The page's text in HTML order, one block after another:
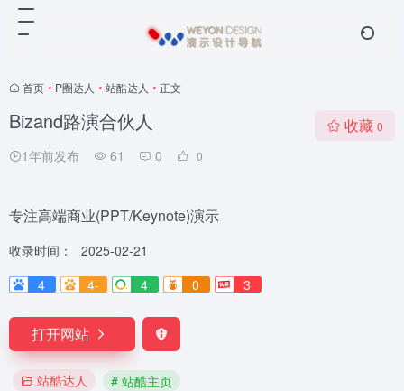
首页 • P圈达人 • 站酷达人 • 正文
Bizand路演合伙人
1年前发布 61 0 0
收藏 0
专注高端商业(PPT/Keynote)演示
收录时间：
2025-02-21
4
4- 4 0 3
打开网站
站酷达人 # 站酷主页